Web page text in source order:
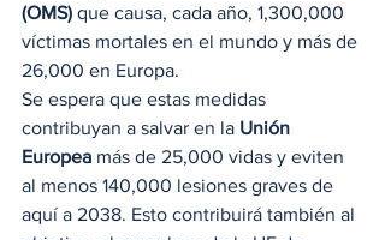
(OMS) que causa, cada año, 1,300,000
víctimas mortales en el mundo y más de
26,000 en Europa.
Se espera que estas medidas
contribuyan a salvar en la Unión
Europea más de 25,000 vidas y eviten
al menos 140,000 lesiones graves de
aquí a 2038. Esto contribuirá también al